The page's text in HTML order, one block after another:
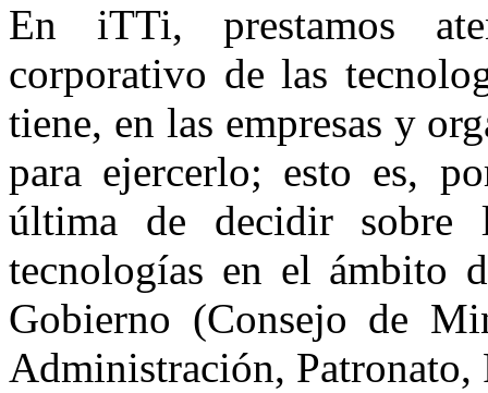
En iTTi, prestamos
corporativo de las
tiene, en las empresas y
para ejercerlo; esto es,
última de decidir sobre
tecnologías en el ámbito
Gobierno (Consejo de
Administración,